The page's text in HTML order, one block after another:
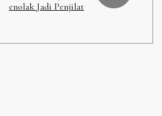
enolak Jadi Penjilat